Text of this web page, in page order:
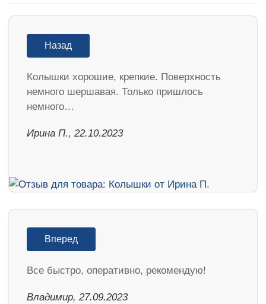
Назад
Колышки хорошие, крепкие. Поверхность
немного шершавая. Только пришлось
немного…
Ирина П., 22.10.2023
Вперед
Все быстро, оперативно, рекомендую!
Владимир, 27.09.2023